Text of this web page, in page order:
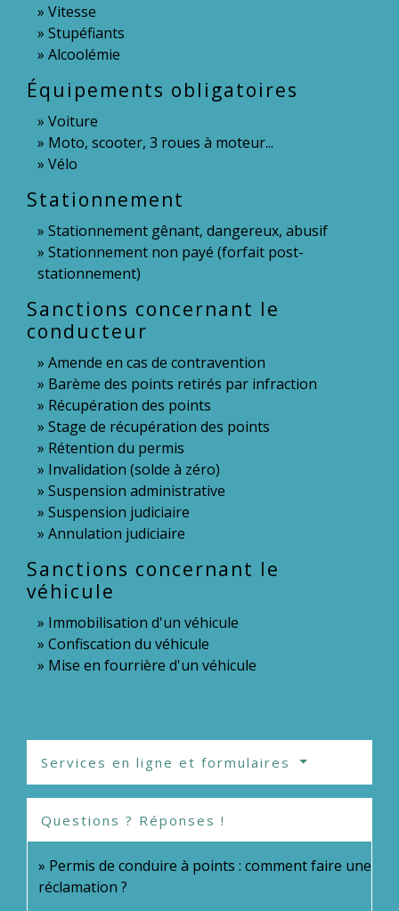
Vitesse
Stupéfiants
Alcoolémie
Équipements obligatoires
Voiture
Moto, scooter, 3 roues à moteur...
Vélo
Stationnement
Stationnement gênant, dangereux, abusif
Stationnement non payé (forfait post-
stationnement)
Sanctions concernant le
conducteur
Amende en cas de contravention
Barème des points retirés par infraction
Récupération des points
Stage de récupération des points
Rétention du permis
Invalidation (solde à zéro)
Suspension administrative
Suspension judiciaire
Annulation judiciaire
Sanctions concernant le
véhicule
Immobilisation d'un véhicule
Confiscation du véhicule
Mise en fourrière d'un véhicule
Services en ligne et formulaires
Questions ? Réponses !
Permis de conduire à points : comment faire une
réclamation ?